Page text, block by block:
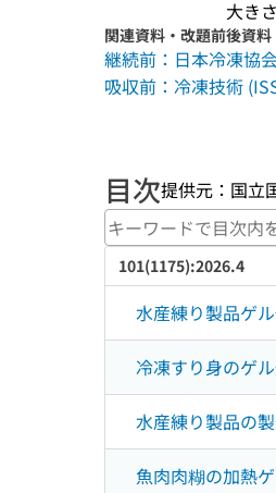
大き
関連資料・改題前後資料
継続前：日本冷凍協
吸収前：冷凍技術
目次提供元：国立
101(1175):2026.4
水産練り製品ゲ
冷凍すり身のゲ
水産練り製品の
魚肉肉糊の加熱